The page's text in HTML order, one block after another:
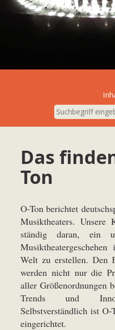
Das
Ton
O-Ton berichtet
Musiktheaters. Unsere
ständig daran, ein
Welt zu erstellen. Den
werden nicht nur die
aller Größenordnungen
Trends und
Selbstverständlich ist
eingerichtet.